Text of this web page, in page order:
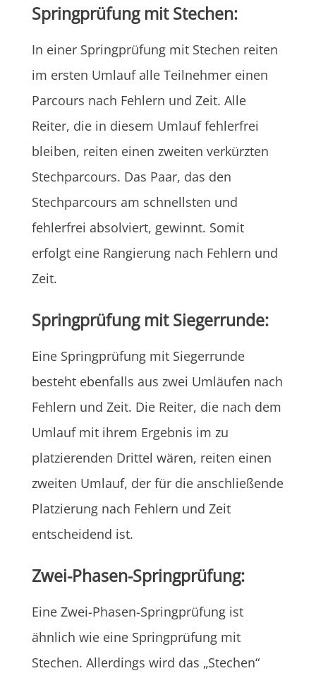
Springprüfung mit Stechen:
In einer Springprüfung mit Stechen reiten
im ersten Umlauf alle Teilnehmer einen
Parcours nach Fehlern und Zeit. Alle
Reiter, die in diesem Umlauf fehlerfrei
bleiben, reiten einen zweiten verkürzten
Stechparcours. Das Paar, das den
Stechparcours am schnellsten und
fehlerfrei absolviert, gewinnt. Somit
erfolgt eine Rangierung nach Fehlern und
Zeit.
Springprüfung mit Siegerrunde:
Eine Springprüfung mit Siegerrunde
besteht ebenfalls aus zwei Umläufen nach
Fehlern und Zeit. Die Reiter, die nach dem
Umlauf mit ihrem Ergebnis im zu
platzierenden Drittel wären, reiten einen
zweiten Umlauf, der für die anschließende
Platzierung nach Fehlern und Zeit
entscheidend ist.
Zwei-Phasen-Springprüfung:
Eine Zwei-Phasen-Springprüfung ist
ähnlich wie eine Springprüfung mit
Stechen. Allerdings wird das „Stechen“